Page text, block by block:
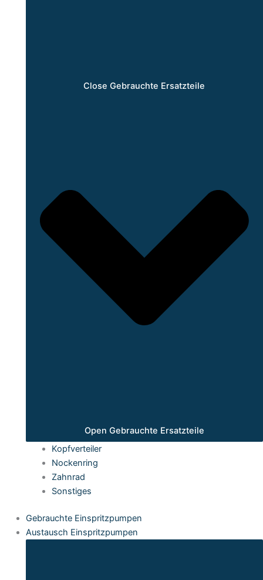
Close Gebrauchte Ersatzteile
Open Gebrauchte Ersatzteile
Kopfverteiler
Nockenring
Zahnrad
Sonstiges
Gebrauchte Einspritzpumpen
Austausch Einspritzpumpen